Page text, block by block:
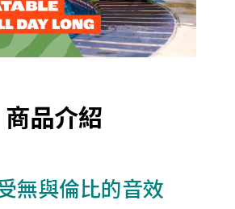
商品介紹
無與倫比的音效